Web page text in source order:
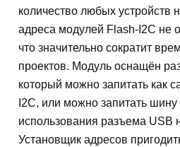
количество любых устройств
адреса модулей Flash-I2C не
что значительно сократит
проектов. Модуль оснащён
который можно запитать как
I2C, или можно запитать шину
использования разъема USB
Установщик адресов